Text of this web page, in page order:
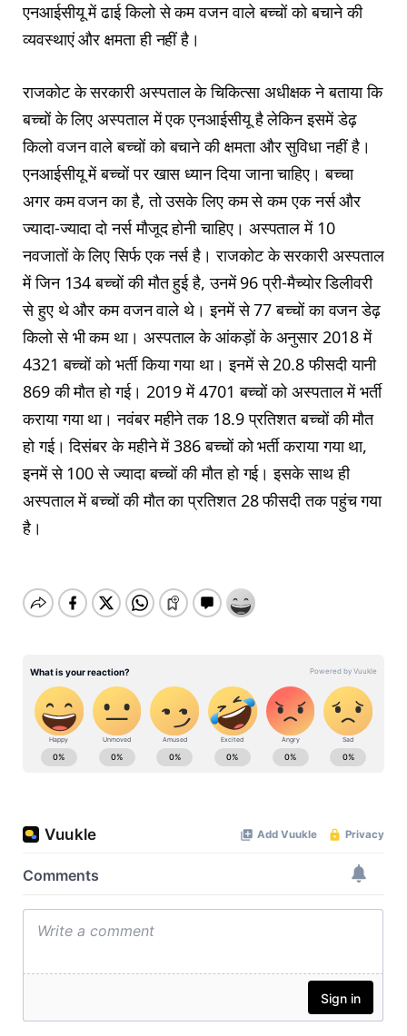
एनआईसीयू में ढाई किलो से कम वजन वाले बच्चों को बचाने की
व्यवस्थाएं और क्षमता ही नहीं है।
राजकोट के सरकारी अस्पताल के चिकित्सा अधीक्षक ने बताया कि
बच्चों के लिए अस्पताल में एक एनआईसीयू है लेकिन इसमें डेढ़
किलो वजन वाले बच्चों को बचाने की क्षमता और सुविधा नहीं है।
एनआईसीयू में बच्चों पर खास ध्यान दिया जाना चाहिए। बच्चा
अगर कम वजन का है, तो उसके लिए कम से कम एक नर्स और
ज्यादा-ज्यादा दो नर्स मौजूद होनी चाहिए। अस्पताल में 10
नवजातों के लिए सिर्फ एक नर्स है। राजकोट के सरकारी अस्पताल
में जिन 134 बच्चों की मौत हुई है, उनमें 96 प्री-मैच्योर डिलीवरी
से हुए थे और कम वजन वाले थे। इनमें से 77 बच्चों का वजन डेढ़
किलो से भी कम था। अस्पताल के आंकड़ों के अनुसार 2018 में
4321 बच्चों को भर्ती किया गया था। इनमें से 20.8 फीसदी यानी
869 की मौत हो गई। 2019 में 4701 बच्चों को अस्पताल में भर्ती
कराया गया था। नवंबर महीने तक 18.9 प्रतिशत बच्चों की मौत
हो गई। दिसंबर के महीने में 386 बच्चों को भर्ती कराया गया था,
इनमें से 100 से ज्यादा बच्चों की मौत हो गई। इसके साथ ही
अस्पताल में बच्चों की मौत का प्रतिशत 28 फीसदी तक पहुंच गया
है।